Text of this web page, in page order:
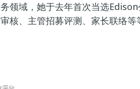
领域，她于去年首次当选
核、主管招募评测、家长联络等